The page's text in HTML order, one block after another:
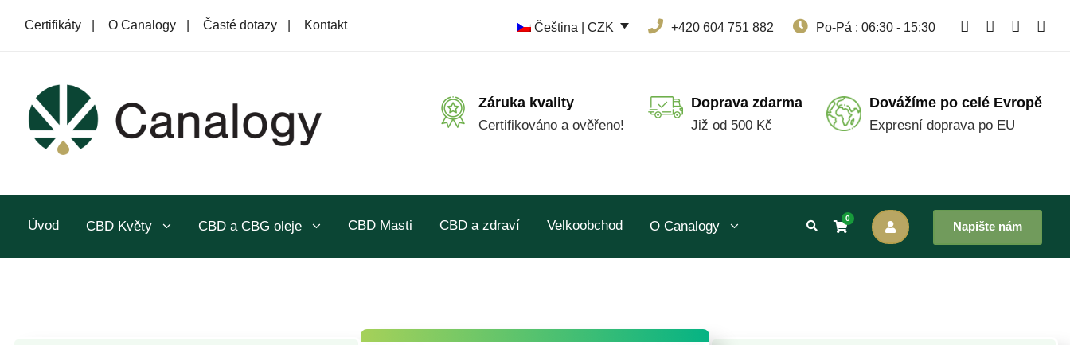
Certifikáty O Canalogy Časté dotazy Kontakt Čeština | CZK +420 604 751 882 Po-Pá : 06:30 - 15:30
Záruka kvality
Certifikováno a ověřeno!
Doprava zdarma
Již od 500 Kč
Dovážíme po celé Evropě
Expresní doprava po EU
Úvod CBD Květy CBD a CBG oleje CBD Masti CBD a zdraví Velkoobchod O Canalogy
0
Napište nám